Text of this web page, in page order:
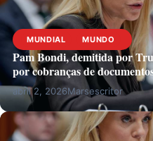
MUNDIAL MUNDO
Pam Bondi, demitida por
por cobranças de
abril 2, 2026Marsescritor